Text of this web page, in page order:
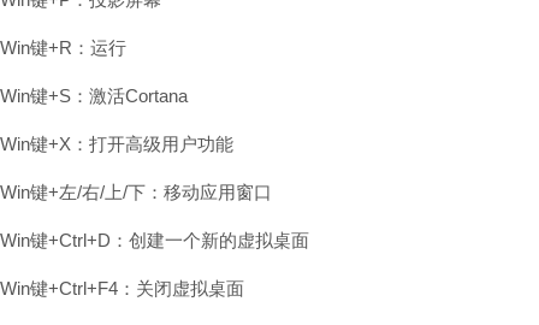
Win键+R：运行
Win键+S：激活Cortana
Win键+X：打开高级用户功能
Win键+左/右/上/下：移动应用窗口
Win键+Ctrl+D：创建一个新的虚拟桌面
Win键+Ctrl+F4：关闭虚拟桌面